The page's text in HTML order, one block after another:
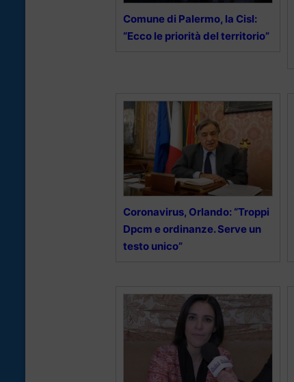
Comune di Palermo, la Cisl:
“Ecco le priorità del territorio”
Coronavirus, Orlando: “Troppi
Dpcm e ordinanze. Serve un
testo unico”